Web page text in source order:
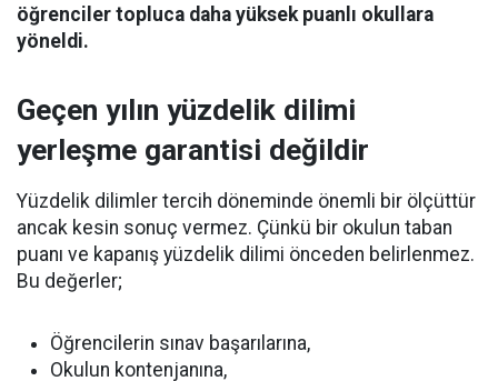
öğrenciler topluca daha yüksek puanlı okullara
yöneldi.
Geçen yılın yüzdelik dilimi
yerleşme garantisi değildir
Yüzdelik dilimler tercih döneminde önemli bir ölçüttür
ancak kesin sonuç vermez. Çünkü bir okulun taban
puanı ve kapanış yüzdelik dilimi önceden belirlenmez.
Bu değerler;
Öğrencilerin sınav başarılarına,
Okulun kontenjanına,